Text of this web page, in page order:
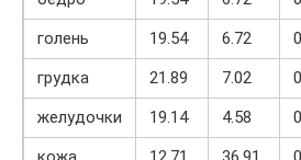
голень
19.54 6.72 0
грудка
21.89 7.02 0
желудочки
19.14 4.58 0